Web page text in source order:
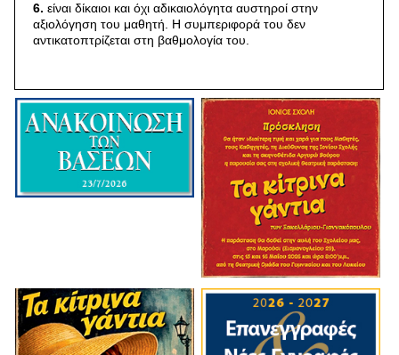
6. είναι δίκαιοι και όχι αδικαιολόγητα αυστηροί στην
αξιολόγηση του μαθητή. Η συμπεριφορά του δεν
αντικατοπτρίζεται στη βαθμολογία του.